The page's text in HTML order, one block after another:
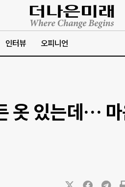
인터뷰 오피니언
옷 있는데…